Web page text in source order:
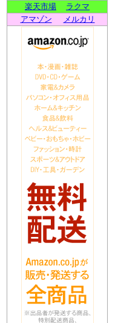
楽天市場
ラクマ
アマゾン
メルカリ